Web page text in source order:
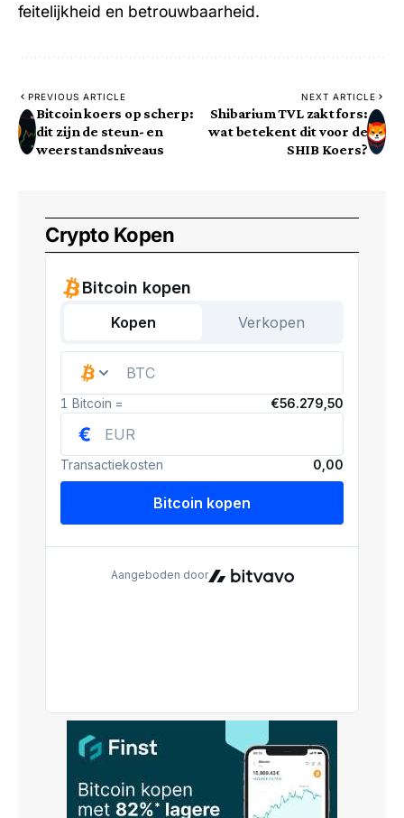
feitelijkheid en betrouwbaarheid.
PREVIOUS ARTICLE
Bitcoin koers op scherp:
dit zijn de steun- en
weerstandsniveaus
NEXT ARTICLE
Shibarium TVL zakt fors:
wat betekent dit voor de
SHIB Koers?
Crypto Kopen